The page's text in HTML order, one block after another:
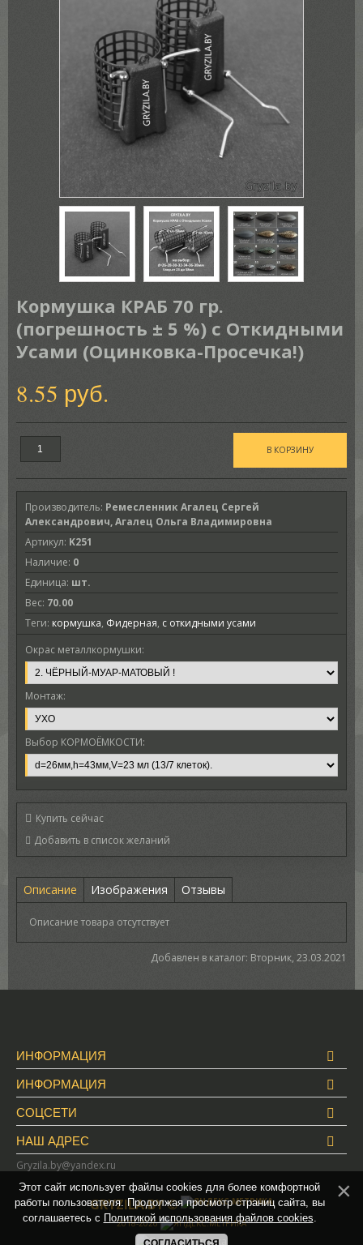
Кормушка КРАБ 70 гр.
(погрешность ± 5 %) с Откидными
Усами (Оцинковка-Просечка!)
8.55 руб.
Производитель: Ремесленник Агалец Сергей
Александрович, Агалец Ольга Владимировна
Артикул: K251
Наличие: 0
Единица: шт.
Вес: 70.00
Теги: кормушка, Фидерная, с откидными усами
Окрас металлкормушки:
Монтаж:
Выбор КОРМОЁМКОСТИ:
Купить сейчас
Описание Изображения Отзывы
Описание товара отсутствует
Добавлен в каталог: Вторник, 23.03.2021
ИНФОРМАЦИЯ
ИНФОРМАЦИЯ
СОЦСЕТИ
НАШ АДРЕС
Gryzila.by@yandex.ru
GRYZILA.BY ©
2018-2026
Этот сайт использует файлы cookies для более комфортной
работы пользователя. Продолжая просмотр страниц сайта, вы
соглашаетесь с Политикой использования файлов cookies.